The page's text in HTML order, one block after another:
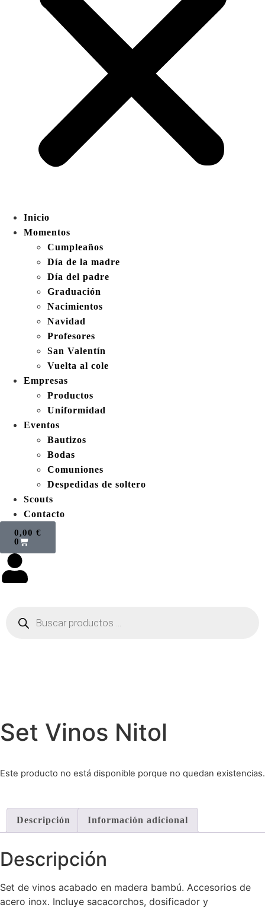
Inicio
Momentos
Cumpleaños
Día de la madre
Día del padre
Graduación
Nacimientos
Navidad
Profesores
San Valentín
Vuelta al cole
Empresas
Productos
Uniformidad
Eventos
Bautizos
Bodas
Comuniones
Despedidas de soltero
Scouts
Contacto
0,00 €
0
Set Vinos Nitol
Este producto no está disponible porque no quedan existencias.
Descripción Información adicional
Descripción
Set de vinos acabado en madera bambú. Accesorios de
acero inox. Incluye sacacorchos, dosificador y